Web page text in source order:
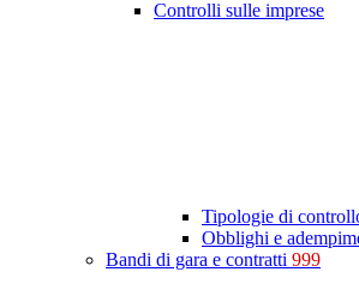
Controlli sulle imprese
Tipologie di
Obblighi e
Bandi di gara e contratti 999